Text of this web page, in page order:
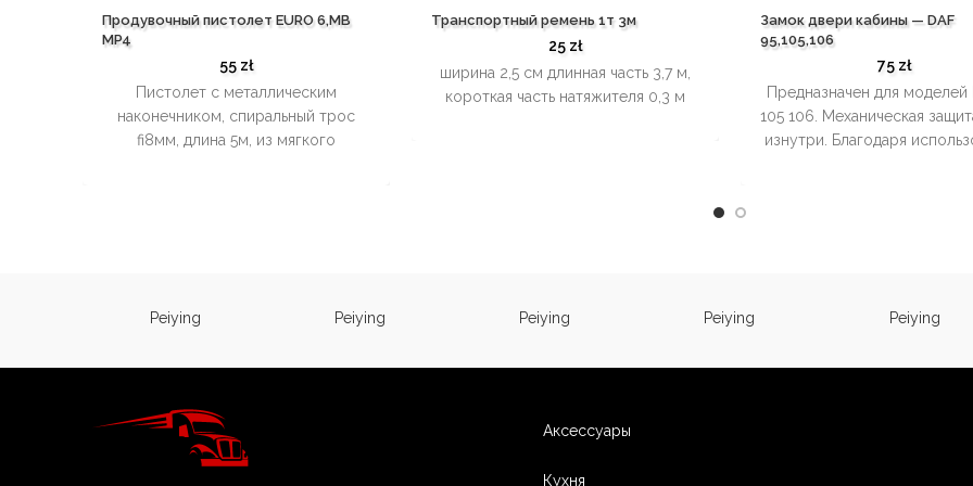
Продувочный пистолет EURO 6,MB
MP4
55 zł
Пистолет с металлическим
наконечником, спиральный трос
fi8мм, длина 5м, из мягкого
Транспортный ремень 1т 3м
25 zł
ширина 2,5 см длинная часть 3,7 м,
короткая часть натяжителя 0,3 м
Замок двери кабины — DAF
95,105,106
75 zł
Предназначен для моделей
105 106. Механическая
изнутри. Благодаря
часть на ручку внутри
модифицировать
делает невозможным
Peiying Peiying Peiying Peiying Peiying
Аксессуары
Кухня